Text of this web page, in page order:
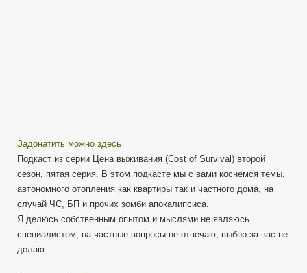
Задонатить можно здесь
Подкаст из серии Цена выживания (Cost of Survival) второй
сезон, пятая серия. В этом подкасте мы с вами коснемся темы,
автономного отопления как квартиры так и частного дома, на
случай ЧС, БП и прочих зомби апокалипсиса.
Я делюсь собственным опытом и мыслями не являюсь
специалистом, на частные вопросы не отвечаю, выбор за вас не
делаю.